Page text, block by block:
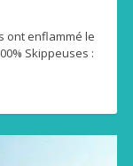
ont enflammé le
Skippeuses :